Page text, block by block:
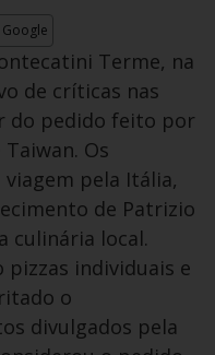
Terme, na
de críticas nas
do pedido feito por
Os
pela Itália,
de Patrizio
culinária local.
pizzas individuais e
o
divulgados pela